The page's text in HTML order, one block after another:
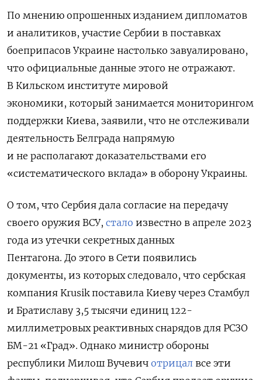
По мнению опрошенных изданием дипломатов
и аналитиков, участие Сербии в поставках
боеприпасов Украине настолько завуалировано,
что официальные данные этого не отражают.
В Кильском институте мировой
экономики, который занимается мониторингом
поддержки Киева, заявили, что не отслеживали
деятельность Белграда напрямую
и не располагают доказательствами его
«систематического вклада» в оборону Украины.
О том, что Сербия дала согласие на передачу
своего оружия ВСУ, стало известно в апреле 2023
года из утечки секретных данных
Пентагона. До этого в Сети появились
документы, из которых следовало, что сербская
компания Krusik поставила Киеву через Стамбул
и Братиславу 3,5 тысячи единиц 122-
миллиметровых реактивных снарядов для РСЗО
БМ-21 «Град». Однако министр обороны
республики Милош Вучевич отрицал все эти